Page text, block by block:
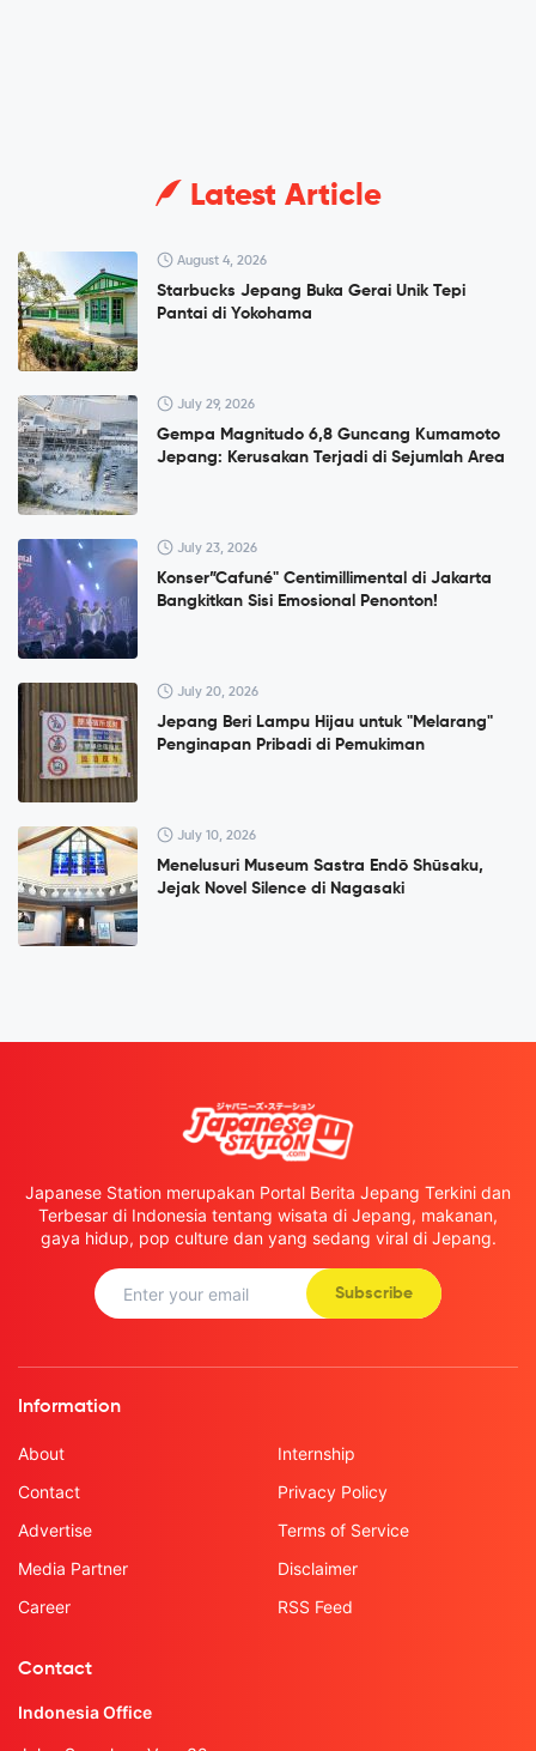
Latest Article
August 4, 2026
Starbucks Jepang Buka Gerai Unik Tepi
Pantai di Yokohama
July 29, 2026
Gempa Magnitudo 6,8 Guncang Kumamoto
Jepang: Kerusakan Terjadi di Sejumlah Area
July 23, 2026
Konser”Cafuné" Centimillimental di Jakarta
Bangkitkan Sisi Emosional Penonton!
July 20, 2026
Jepang Beri Lampu Hijau untuk "Melarang"
Penginapan Pribadi di Pemukiman
July 10, 2026
Menelusuri Museum Sastra Endō Shūsaku,
Jejak Novel Silence di Nagasaki
Japanese Station merupakan Portal Berita Jepang Terkini dan
Terbesar di Indonesia tentang wisata di Jepang, makanan,
gaya hidup, pop culture dan yang sedang viral di Jepang.
Subscribe
Information
About
Contact
Advertise
Media Partner
Career
Internship
Privacy Policy
Terms of Service
Disclaimer
RSS Feed
Contact
Indonesia Office